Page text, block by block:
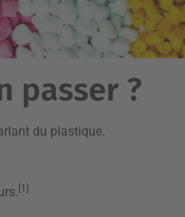
passer ?
du plastique.
[1]